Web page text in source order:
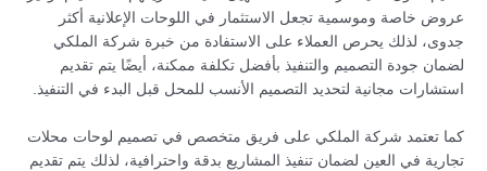
عروض خاصة وموسمية تجعل الاستثمار في اللوحات الإعلانية أكثر
جدوى، لذلك يحرص العملاء على الاستفادة من خبرة شركة الملكي
لضمان جودة التصميم والتنفيذ بأفضل تكلفة ممكنة، أيضًا يتم تقديم
استشارات مجانية لتحديد التصميم الأنسب للمحل قبل البدء في التنفيذ.
كما تعتمد شركة الملكي على فريق متخصص في تصميم لوحات محلات
تجارية في العين لضمان تنفيذ المشاريع بدقة واحترافية، لذلك يتم تقديم